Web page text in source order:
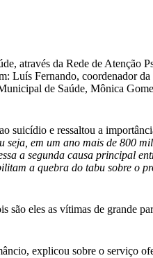
através da Rede de Atenção
Luís Fernando, coordenador
de Saúde, Mônica
suicídio e ressaltou a
em um ano mais de 800
a segunda causa principal
a quebra do tabu sobre o
eles as vítimas de grande
explicou sobre o serviço